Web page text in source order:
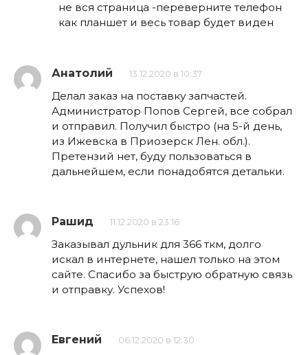
не вся страница -переверните телефон
как планшет и весь товар будет виден
Анатолий 13.12.2020 в 10:37
Делал заказ на поставку запчастей.
Администратор Попов Сергей, все собрал
и отправил. Получил быстро (на 5-й день,
из Ижевска в Приозерск Лен. обл.).
Претензий нет, буду пользоваться в
дальнейшем, если понадобятся детальки.
Рашид 11.12.2020 в 23:16
Заказывал дульник для 366 ткм, долго
искал в интернете, нашел только на этом
сайте. Спасибо за быструю обратную связь
и отправку. Успехов!
Евгений 06.12.2020 в 12:30